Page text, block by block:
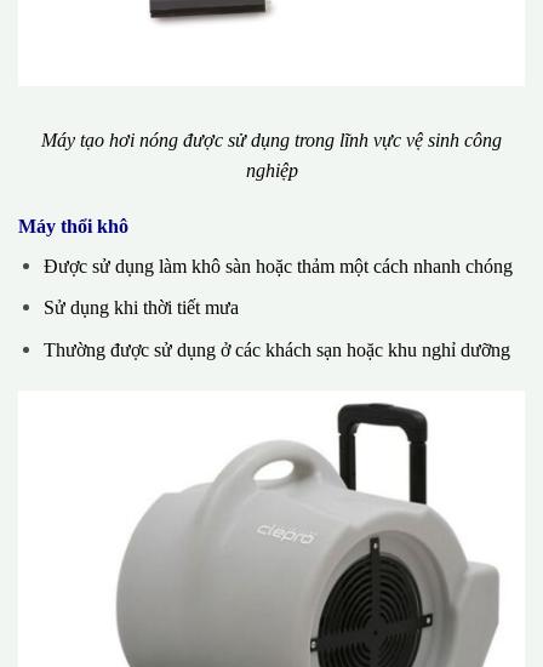
Máy tạo hơi nóng được sử dụng trong lĩnh vực vệ sinh công
nghiệp
Máy thổi khô
Được sử dụng làm khô sàn hoặc thảm một cách nhanh chóng
Sử dụng khi thời tiết mưa
Thường được sử dụng ở các khách sạn hoặc khu nghỉ dưỡng